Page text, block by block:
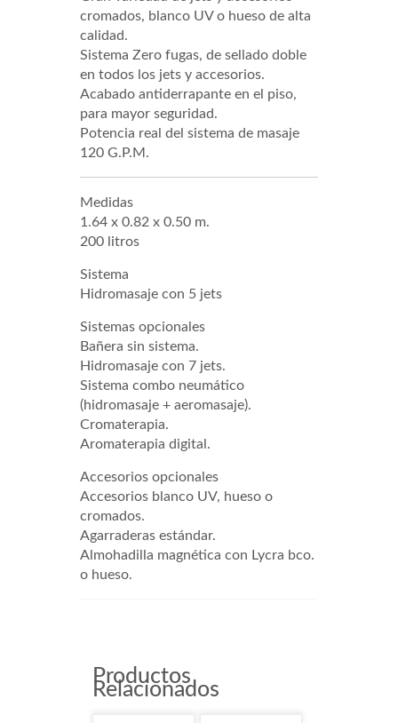
cromados, blanco UV o hueso de alta
calidad.
Sistema Zero fugas, de sellado doble
en todos los jets y accesorios.
Acabado antiderrapante en el piso,
para mayor seguridad.
Potencia real del sistema de masaje
120 G.P.M.
Medidas
1.64 x 0.82 x 0.50 m.
200 litros
Sistema
Hidromasaje con 5 jets
Sistemas opcionales
Bañera sin sistema.
Hidromasaje con 7 jets.
Sistema combo neumático
(hidromasaje + aeromasaje).
Cromaterapia.
Aromaterapia digital.
Accesorios opcionales
Accesorios blanco UV, hueso o
cromados.
Agarraderas estándar.
Almohadilla magnética con Lycra bco.
o hueso.
Productos
Relacionados